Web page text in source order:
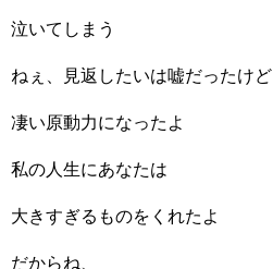
泣いてしまう
ねぇ、見返したいは嘘だったけど
凄い原動力になったよ
私の人生にあなたは
大きすぎるものをくれたよ
だからね、